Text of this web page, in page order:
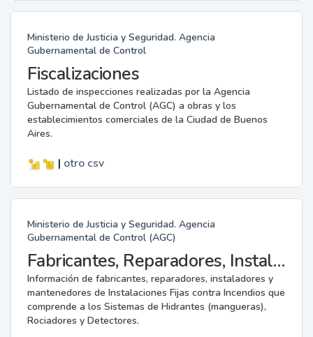
Ministerio de Justicia y Seguridad. Agencia
Gubernamental de Control
Fiscalizaciones
Listado de inspecciones realizadas por la Agencia
Gubernamental de Control (AGC) a obras y los
establecimientos comerciales de la Ciudad de Buenos
Aires.
| otro csv
Ministerio de Justicia y Seguridad. Agencia
Gubernamental de Control (AGC)
Fabricantes, Reparadores, Instaladores y Mantenedores de Instalaciones Fijas contra Incendios.
Información de fabricantes, reparadores, instaladores y
mantenedores de Instalaciones Fijas contra Incendios que
comprende a los Sistemas de Hidrantes (mangueras),
Rociadores y Detectores.